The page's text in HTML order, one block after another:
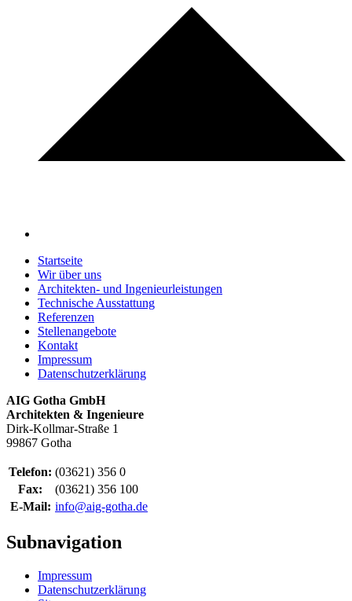
Startseite
Wir über uns
Architekten- und Ingenieurleistungen
Technische Ausstattung
Referenzen
Stellenangebote
Kontakt
Impressum
Datenschutzerklärung
AIG Gotha GmbH
Architekten & Ingenieure
Dirk-Kollmar-Straße 1
99867 Gotha
Telefon: (03621) 356 0
Fax:
(03621) 356 100
E-Mail: info@aig-gotha.de
Subnavigation
Impressum
Datenschutzerklärung